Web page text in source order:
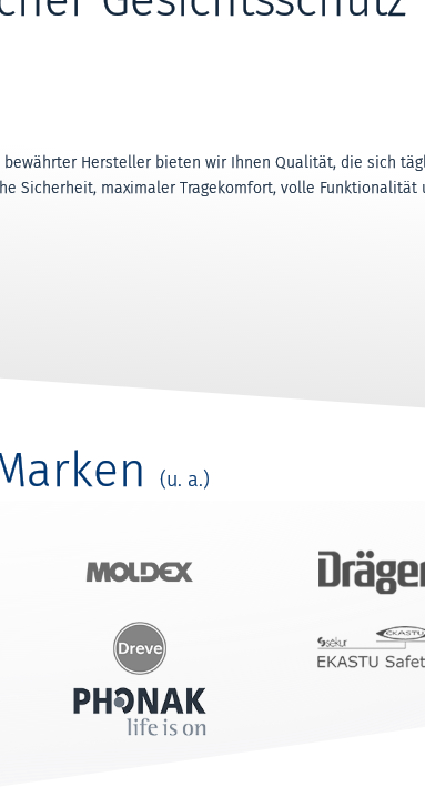
Hersteller bieten wir Ihnen Qualität, die sich
Sicherheit, maximaler Tragekomfort, volle Funktionalität
(u. a.)